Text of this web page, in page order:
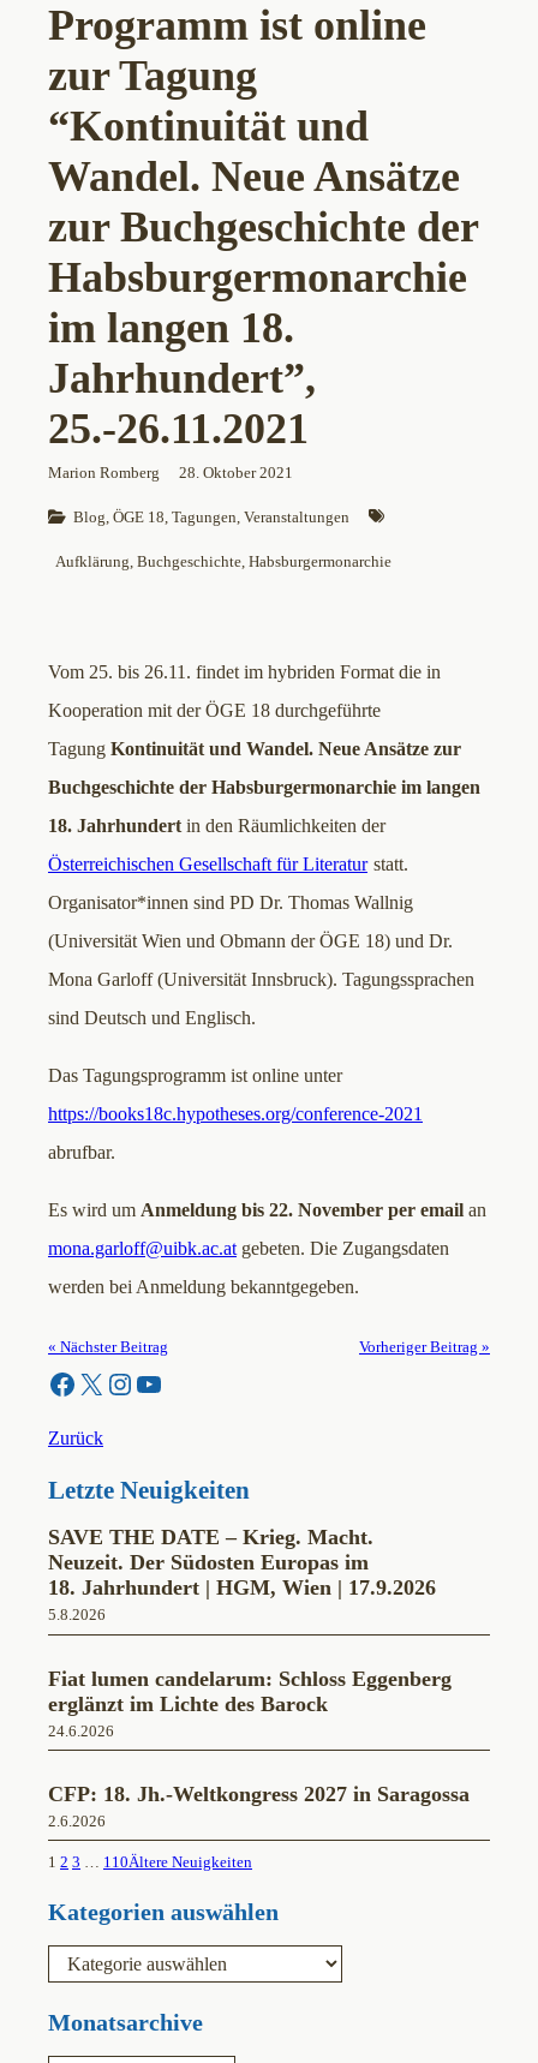
Programm ist online
zur Tagung
“Kontinuität und
Wandel. Neue Ansätze
zur Buchgeschichte der
Habsburgermonarchie
im langen 18.
Jahrhundert”,
25.-26.11.2021
Marion Romberg 28. Oktober 2021
Blog, ÖGE 18, Tagungen, Veranstaltungen
Aufklärung, Buchgeschichte, Habsburgermonarchie
Vom 25. bis 26.11. findet im hybriden Format die in
Kooperation mit der ÖGE 18 durchgeführte
Tagung Kontinuität und Wandel. Neue Ansätze zur
Buchgeschichte der Habsburgermonarchie im langen
18. Jahrhundert in den Räumlichkeiten der
Österreichischen Gesellschaft für Literaturstatt.
Organisator*innen sind PD Dr. Thomas Wallnig
(Universität Wien und Obmann der ÖGE 18) und Dr.
Mona Garloff (Universität Innsbruck). Tagungssprachen
sind Deutsch und Englisch.
Das Tagungsprogramm ist online unter
https://books18c.hypotheses.org/conference-2021
abrufbar.
Es wird um Anmeldung bis 22. November per email an
mona.garloff@uibk.ac.at gebeten. Die Zugangsdaten
werden bei Anmeldung bekanntgegeben.
« Nächster Beitrag Vorheriger Beitrag »
Facebook X Instagram YouTube
Zurück
Letzte Neuigkeiten
SAVE THE DATE – Krieg. Macht.
Neuzeit. Der Südosten Europas im
18. Jahrhundert | HGM, Wien | 17.9.2026
5.8.2026
Fiat lumen candelarum: Schloss Eggenberg
erglänzt im Lichte des Barock
24.6.2026
CFP: 18. Jh.-Weltkongress 2027 in Saragossa
2.6.2026
1 2 3 … 110Ältere Neuigkeiten
Kategorien auswählen
e
g
Monatsarchive